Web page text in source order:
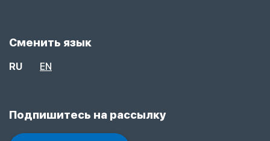
Сменить язык
RU EN
Подпишитесь на рассылку